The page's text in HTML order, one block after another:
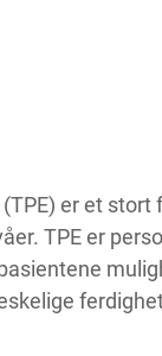
er et
TPE er